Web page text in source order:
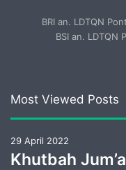
BRI an. LDTQN
BSI an. LDTQN
Most Viewed Posts
29 April 2022
Khutbah